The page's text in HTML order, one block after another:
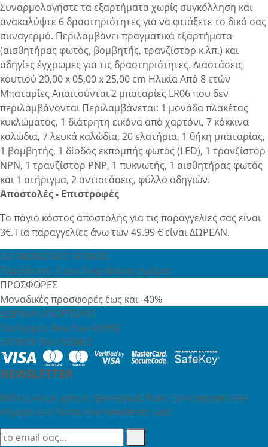
Συναρμολογήστε τα εξαρτήματα χωρίς συγκόλληση και
ανακαλύψτε 6 δραστηριότητες για να φτιάξετε το δικό σας
συναγερμό. Περιλαμβάνει πραγματικά εξαρτήματα
(αισθητήρας φωτός, βομβητής, τρανζίστορ κ.λπ.) και
οδηγίες έγχρωμες για τις δραστηριότητες. Διαστάσεις
κουτιού 20,00 x 05,00 x 25,00 cm Ηλικία Από 8 ετών
Μπαταρίες Απαιτούνται 2 μπαταρίες LR06 που δεν
περιλαμβάνονται Περιλαμβάνεται: 1 μονάδα πλακέτας
κυκλώματος, 1 διάτρητη εικόνα από χαρτόνι, 7 κόκκινα
καλώδια, 7 λευκά καλώδια, 20 ελατήρια, 1 θήκη μπαταρίας,
1 βομβητής, 1 δίοδος εκπομπής φωτός (LED), 1 τρανζίστορ
NPN, 1 τρανζίστορ PNP, 1 πυκνωτής, 1 αισθητήρας φωτός
και 1 στήριγμα, 2 αντιστάσεις, φύλλο οδηγιών.
Αποστολές - Επιστροφές
Το πάγιο κόστος αποστολής για τις παραγγελίες σας είναι
3€. Για παραγγελίες άνω των 49.99 € είναι ΔΩΡΕΑΝ.
ΕΚΤΙΜΩΜΕΝΟΣ ΧΡΟΝΟΣ
Παράδοσης 3 έως 6 εργάσιμες ημέρες
ΠΡΟΣΦΟΡΕΣ
Μοναδικές προσφορές έως και -40%
ΔΩΡΕΑΝ ΑΠΟΣΤΟΛΕΣ
Για Αγορές Άνω των 49,99€
ΤΡΟΠΟΙ ΠΛΗΡΩΜΗΣ
NEWSLETTER
Θέλεις να μη χάνεις προσφορά; Κάνε την εγγραφή σου
σήμερα στη λίστα του newsletter μας!